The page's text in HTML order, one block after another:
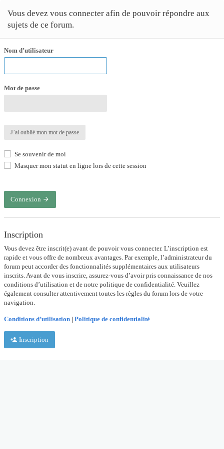
Vous devez vous connecter afin de pouvoir répondre aux
sujets de ce forum.
Nom d’utilisateur
Mot de passe
J’ai oublié mon mot de passe
Se souvenir de moi
Masquer mon statut en ligne lors de cette session
Connexion
Inscription
Vous devez être inscrit(e) avant de pouvoir vous connecter. L’inscription est
rapide et vous offre de nombreux avantages. Par exemple, l’administrateur du
forum peut accorder des fonctionnalités supplémentaires aux utilisateurs
inscrits. Avant de vous inscrire, assurez-vous d’avoir pris connaissance de nos
conditions d’utilisation et de notre politique de confidentialité. Veuillez
également consulter attentivement toutes les règles du forum lors de votre
navigation.
Conditions d’utilisation | Politique de confidentialité
Inscription